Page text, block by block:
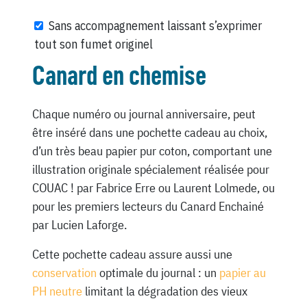
Sans accompagnement laissant s’exprimer
tout son fumet originel
Canard en chemise
Chaque numéro ou journal anniversaire, peut
être inséré dans une pochette cadeau au choix,
d’un très beau papier pur coton, comportant une
illustration originale spécialement réalisée pour
COUAC ! par Fabrice Erre ou Laurent Lolmede, ou
pour les premiers lecteurs du Canard Enchainé
par Lucien Laforge.
Cette pochette cadeau assure aussi une
conservation optimale du journal : un papier au
PH neutrelimitant la dégradation des vieux